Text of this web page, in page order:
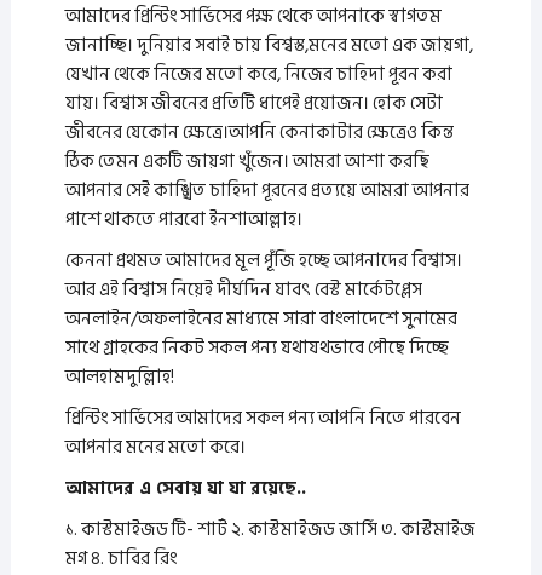
আমাদের প্রিন্টিং সার্ভিসের পক্ষ থেকে আপনাকে স্বাগতম
জানাচ্ছি। দুনিয়ার সবাই চায় বিশ্বস্ত,মনের মতো এক জায়গা,
যেখান থেকে নিজের মতো করে, নিজের চাহিদা পূরন করা
যায়। বিশ্বাস জীবনের প্রতিটি ধাপেই প্রয়োজন। হোক সেটা
জীবনের যেকোন ক্ষেত্রে।আপনি কেনাকাটার ক্ষেত্রেও কিন্ত
ঠিক তেমন একটি জায়গা খুঁজেন। আমরা আশা করছি
আপনার সেই কাঙ্খিত চাহিদা পূরনের প্রত্যয়ে আমরা আপনার
পাশে থাকতে পারবো ইনশাআল্লাহ।
কেননা প্রথমত আমাদের মূল পূঁজি হচ্ছে আপনাদের বিশ্বাস।
আর এই বিশ্বাস নিয়েই দীর্ঘদিন যাবৎ বেস্ট মার্কেটপ্লেস
অনলাইন/অফলাইনের মাধ্যমে সারা বাংলাদেশে সুনামের
সাথে গ্রাহকের নিকট সকল পন্য যথাযথভাবে পৌছে দিচ্ছে
আলহামদুল্লিাহ!
প্রিন্টিং সার্ভিসের আমাদের সকল পন্য আপনি নিতে পারবেন
আপনার মনের মতো করে।
আমাদের এ সেবায় যা যা রয়েছে..
১. কাস্টমাইজড টি- শার্ট ২. কাস্টমাইজড জার্সি ৩. কাস্টমাইজ
মগ ৪. চাবির রিং